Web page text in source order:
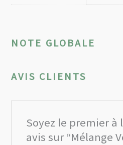
NOTE GLOBALE
AVIS CLIENTS
Soyez le premier à
avis sur “Mélange